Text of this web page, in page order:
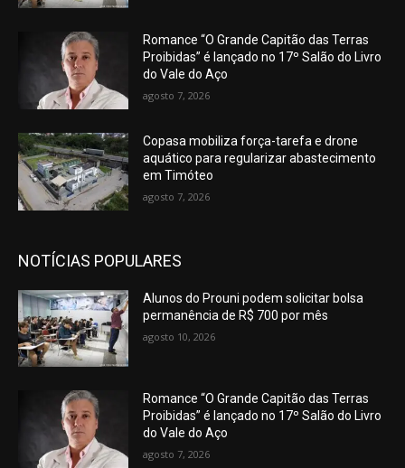
Romance “O Grande Capitão das Terras
Proibidas” é lançado no 17º Salão do Livro
do Vale do Aço
agosto 7, 2026
Copasa mobiliza força-tarefa e drone
aquático para regularizar abastecimento
em Timóteo
agosto 7, 2026
NOTÍCIAS POPULARES
Alunos do Prouni podem solicitar bolsa
permanência de R$ 700 por mês
agosto 10, 2026
Romance “O Grande Capitão das Terras
Proibidas” é lançado no 17º Salão do Livro
do Vale do Aço
agosto 7, 2026